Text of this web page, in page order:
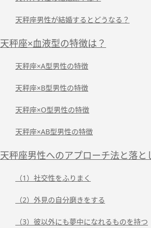
天秤座男性が結婚するとどうなる？
天秤座×血液型の特徴は？
天秤座×A型男性の特徴
天秤座×B型男性の特徴
天秤座×O型男性の特徴
天秤座×AB型男性の特徴
天秤座男性へのアプローチ法と落と
（1）社交性をふりまく
（2）外見の自分磨きをする
（3）彼以外にも夢中になれるものを持つ